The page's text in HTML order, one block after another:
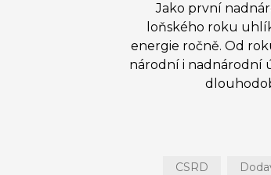
Jako první
loňského roku
energie ročně. Od
národní i nadnárodní
CSRD